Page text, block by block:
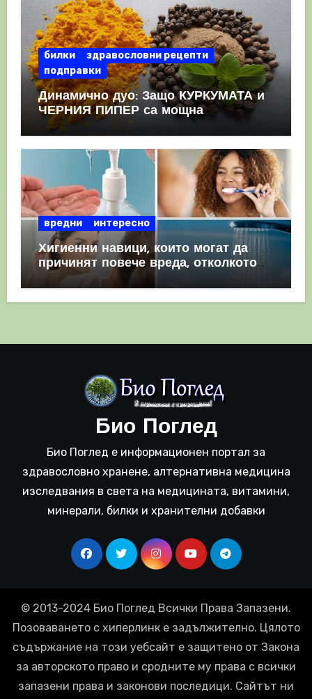
билки
здравословни рецепти
подправки
Динамично дуо: Защо КУРКУМАТА и
ЧЕРНИЯ ПИПЕР са мощна
комбинация
вредни интересно
Хигиенни навици, които могат да
причинят повече вреда, отколкото
полза
Био Поглед
Био Поглед е информационен портал за
здравословно хранене, алтернативна медицина
изследвания в света на медицината, витамини,
минерали, билки и хранителни добавки
© 2013-2024 Био Поглед Всички Права Запазени.
Позоваването с хиперлинк е задължително. Цялото
съдържание на този уебсайт е защитено от Закона
за авторското право и сродните му права с всички
запазени права и законови последици. Сайтът ни